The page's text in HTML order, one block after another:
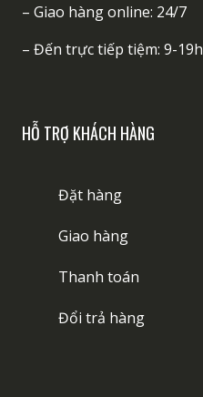
– Giao hàng online: 24/7
– Đến trực tiếp tiệm: 9-19h
HỖ TRỢ KHÁCH HÀNG
Đặt hàng
Giao hàng
Thanh toán
Đổi trả hàng